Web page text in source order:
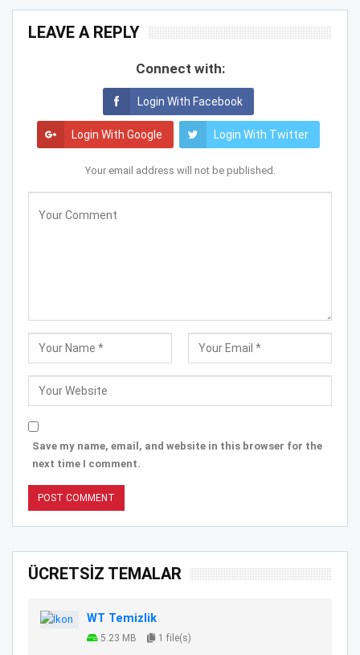
LEAVE A REPLY
Connect with:
Login With Facebook
Login With Google Login With Twitter
Your email address will not be published.
Save my name, email, and website in this browser for the
next time I comment.
ÜCRETSİZ TEMALAR
WT Temizlik
5.23 MB 1 file(s)